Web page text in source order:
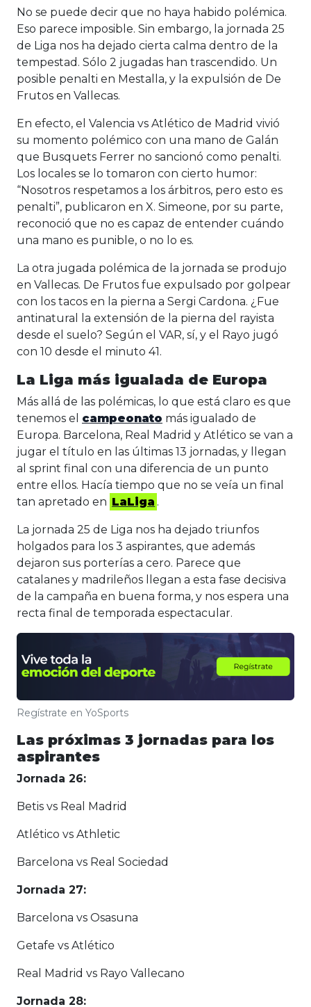
No se puede decir que no haya habido polémica.
Eso parece imposible. Sin embargo, la jornada 25
de Liga nos ha dejado cierta calma dentro de la
tempestad. Sólo 2 jugadas han trascendido. Un
posible penalti en Mestalla, y la expulsión de De
Frutos en Vallecas.
En efecto, el Valencia vs Atlético de Madrid vivió
su momento polémico con una mano de Galán
que Busquets Ferrer no sancionó como penalti.
Los locales se lo tomaron con cierto humor:
“Nosotros respetamos a los árbitros, pero esto es
penalti”, publicaron en X. Simeone, por su parte,
reconoció que no es capaz de entender cuándo
una mano es punible, o no lo es.
La otra jugada polémica de la jornada se produjo
en Vallecas. De Frutos fue expulsado por golpear
con los tacos en la pierna a Sergi Cardona. ¿Fue
antinatural la extensión de la pierna del rayista
desde el suelo? Según el VAR, sí, y el Rayo jugó
con 10 desde el minuto 41.
La Liga más igualada de Europa
Más allá de las polémicas, lo que está claro es que
tenemos el campeonato más igualado de
Europa. Barcelona, Real Madrid y Atlético se van a
jugar el título en las últimas 13 jornadas, y llegan
al sprint final con una diferencia de un punto
entre ellos. Hacía tiempo que no se veía un final
tan apretado en LaLiga .
La jornada 25 de Liga nos ha dejado triunfos
holgados para los 3 aspirantes, que además
dejaron sus porterías a cero. Parece que
catalanes y madrileños llegan a esta fase decisiva
de la campaña en buena forma, y nos espera una
recta final de temporada espectacular.
Regístrate en YoSports
Las próximas 3 jornadas para los
aspirantes
Jornada 26:
Betis vs Real Madrid
Atlético vs Athletic
Barcelona vs Real Sociedad
Jornada 27:
Barcelona vs Osasuna
Getafe vs Atlético
Real Madrid vs Rayo Vallecano
Jornada 28: